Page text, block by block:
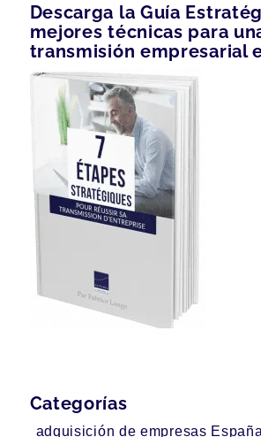
Descarga la Guía
mejores técnicas para
transmisión empresarial
Categorías
adquisición de empresas España